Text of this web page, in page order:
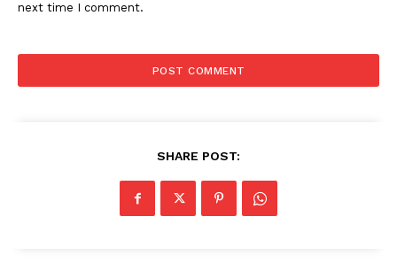
next time I comment.
SHARE POST: